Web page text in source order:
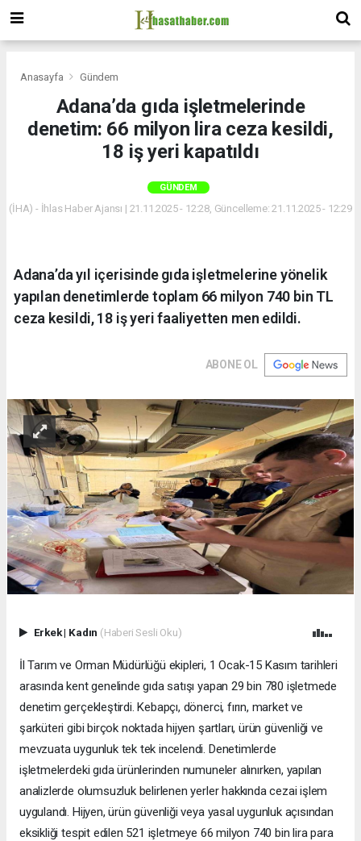
Anasayfa Gündem
Adana’da gıda işletmelerinde
denetim: 66 milyon lira ceza kesildi,
18 iş yeri kapatıldı
GÜNDEM
(İHA) - İhlas Haber Ajansı | 21.11.2025 - 12:28, Güncelleme: 21.11.2025 - 12:29
Adana’da yıl içerisinde gıda işletmelerine yönelik
yapılan denetimlerde toplam 66 milyon 740 bin TL
ceza kesildi, 18 iş yeri faaliyetten men edildi.
ABONE OL
Erkek| Kadın (Haberi Sesli Oku)
İl Tarım ve Orman Müdürlüğü ekipleri, 1 Ocak-15 Kasım tarihleri
arasında kent genelinde gıda satışı yapan 29 bin 780 işletmede
denetim gerçekleştirdi. Kebapçı, dönerci, fırın, market ve
şarküteri gibi birçok noktada hijyen şartları, ürün güvenliği ve
mevzuata uygunluk tek tek incelendi. Denetimlerde
işletmelerdeki gıda ürünlerinden numuneler alınırken, yapılan
analizlerde olumsuzluk belirlenen yerler hakkında cezai işlem
uygulandı. Hijyen, ürün güvenliği veya yasal uygunluk açısından
eksikliği tespit edilen 521 işletmeye 66 milyon 740 bin lira para